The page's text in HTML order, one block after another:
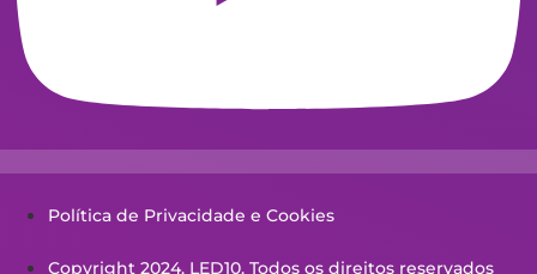
Política de Privacidade e Cookies
Copyright 2024. LED10. Todos os direitos reservados